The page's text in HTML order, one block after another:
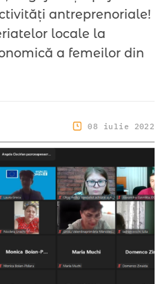
antreprenoriale!
locale la
a femeilor din
08 iulie 2022